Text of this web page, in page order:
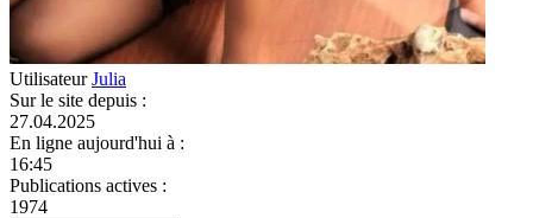
UtilisateurJulia
Sur le site depuis :
27.04.2025
En ligne aujourd'hui à :
16:45
Publications actives :
1974